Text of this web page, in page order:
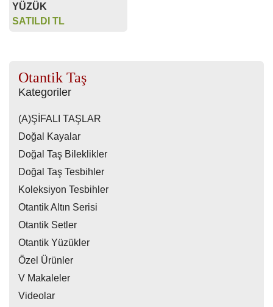
YÜZÜK
SATILDI TL
Otantik Taş
Kategoriler
(A)ŞİFALI TAŞLAR
Doğal Kayalar
Doğal Taş Bileklikler
Doğal Taş Tesbihler
Koleksiyon Tesbihler
Otantik Altın Serisi
Otantik Setler
Otantik Yüzükler
Özel Ürünler
V Makaleler
Videolar